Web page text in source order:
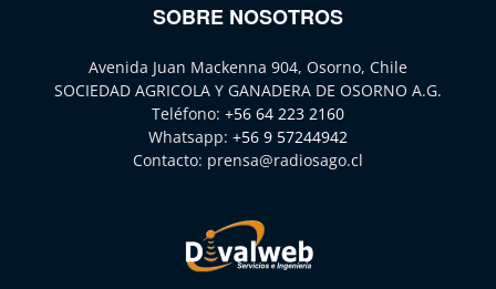
SOBRE NOSOTROS
Avenida Juan Mackenna 904, Osorno, Chile
SOCIEDAD AGRICOLA Y GANADERA DE OSORNO A.G.
Teléfono: +56 64 223 2160
Whatsapp: +56 9 57244942
Contacto: prensa@radiosago.cl